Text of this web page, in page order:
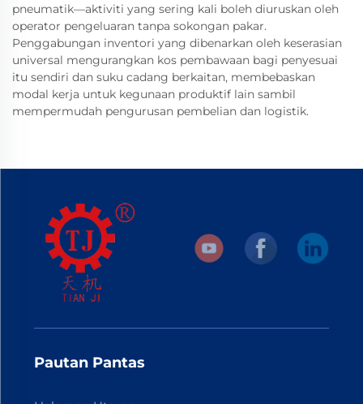
pneumatik—aktiviti yang sering kali boleh diuruskan oleh
operator pengeluaran tanpa sokongan pakar.
Penggabungan inventori yang dibenarkan oleh keserasian
universal mengurangkan kos pembawaan bagi penyesuai
itu sendiri dan suku cadang berkaitan, membebaskan
modal kerja untuk kegunaan produktif lain sambil
mempermudah pengurusan pembelian dan logistik.
Pautan Pantas